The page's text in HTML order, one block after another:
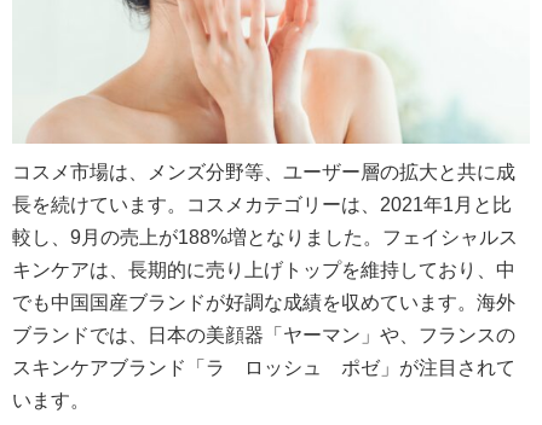
コスメ市場は、メンズ分野等、ユーザー層の拡大と共に成
長を続けています。コスメカテゴリーは、2021年1月と比
較し、9月の売上が188%増となりました。フェイシャルス
キンケアは、長期的に売り上げトップを維持しており、中
でも中国国産ブランドが好調な成績を収めています。海外
ブランドでは、日本の美顔器「ヤーマン」や、フランスの
スキンケアブランド「ラ ロッシュ ポゼ」が注目されて
います。